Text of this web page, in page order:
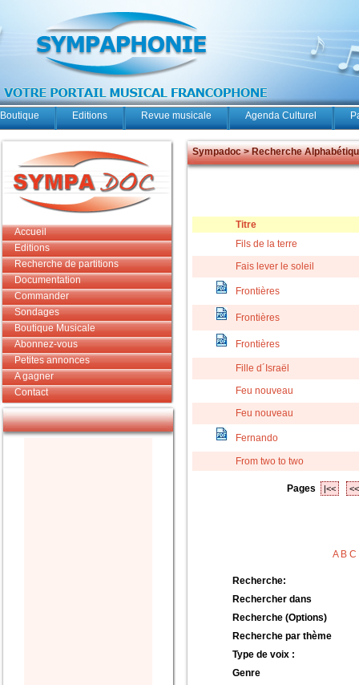
Boutique Editions Revue musicale Agenda Culturel
Accueil
Editions
Recherche de partitions
Documentation
Commander
Sondages
Boutique Musicale
Abonnez-vous
Petites annonces
A gagner
Contact
Sympadoc > Recherche
Titre
Fils de la terre
Fais lever le soleil
Frontières
Frontières
Frontières
Fille d´Israël
Feu nouveau
Feu nouveau
Fernando
From two to two
Pages |<< <<
A B C
Recherche:
Rechercher dans
Recherche (Options)
Recherche par thème
Type de voix :
Genre